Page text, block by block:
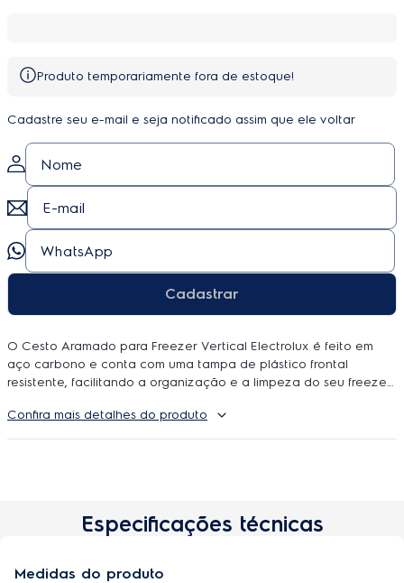
Produto temporariamente fora de estoque!
Cadastre seu e-mail e seja notificado assim que ele voltar
Cadastrar
O Cesto Aramado para Freezer Vertical Electrolux é feito em
aço carbono e conta com uma tampa de plástico frontal
resistente, facilitando a organização e a limpeza do seu freezer.
freezer e aproveitar o espaço! *Compatível com todos os
compartimentos, com exceção do primeiro. Produto compatível
Confira mais detalhes do produto
Especificações técnicas
Medidas do produto